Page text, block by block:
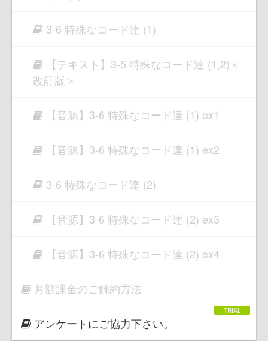
3-6 特殊なコード達 (1)
【テキスト】3-5 特殊なコード達 (1,2)＜
改訂版＞
【音源】3-6 特殊なコード達 (1) ex1
【音源】3-6 特殊なコード達 (1) ex2
3-6 特殊なコード達 (2)
【音源】3-6 特殊なコード達 (2) ex3
【音源】3-6 特殊なコード達 (2) ex4
月額課金のご解約方法
アンケートにご協力下さい。